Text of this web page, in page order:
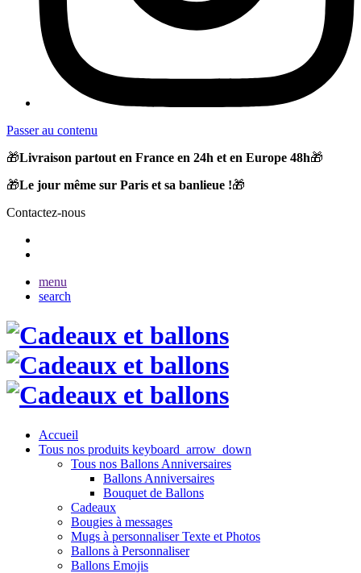
Passer au contenu
🎁Livraison partout en France en 24h et en Europe 48h🎁
🎁Le jour même sur Paris et sa banlieue !🎁
Contactez-nous
menu
search
Accueil
Tous nos produits keyboard_arrow_down
Tous nos Ballons Anniversaires
Ballons Anniversaires
Bouquet de Ballons
Cadeaux
Bougies à messages
Mugs à personnaliser Texte et Photos
Ballons à Personnaliser
Ballons Emojis